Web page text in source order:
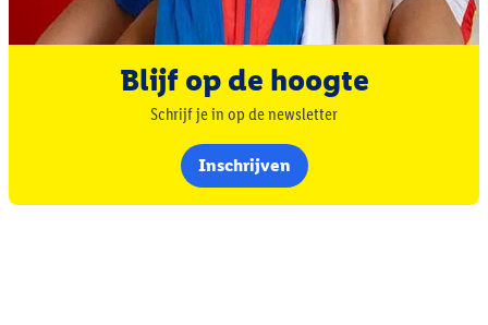
Blijf op de hoogte
Schrijf je in op de newsletter
Inschrijven